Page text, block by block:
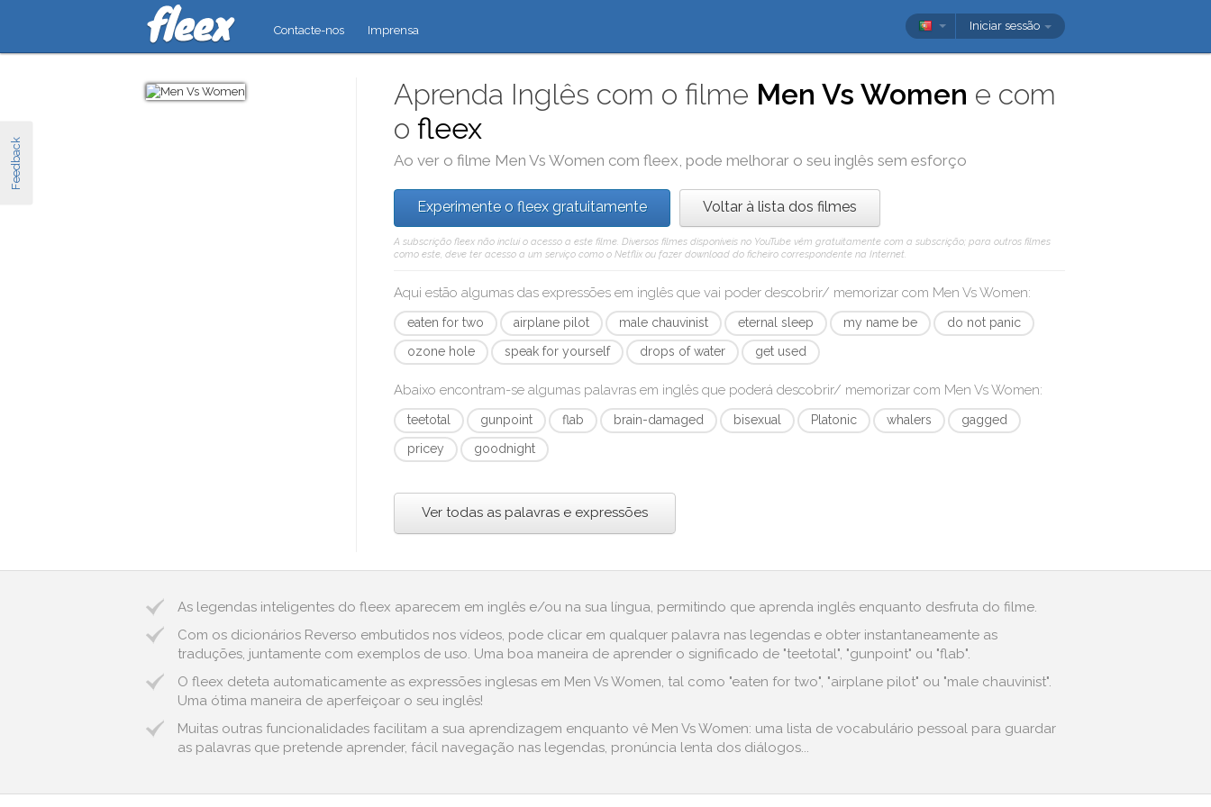
Feedback
Contacte-nos Imprensa Iniciar sessão
Aprenda Inglês com o filme Men Vs Women e com
ofleex
Ao ver o filme Men Vs Women comfleex, pode melhorar o seu inglês sem esforço
Experimente o fleex gratuitamente Voltar à lista dos filmes
A subscrição fleex não inclui o acesso a este filme. Diversos filmes disponíveis no YouTube vêm gratuitamente com a subscrição; para outros filmes
como este, deve ter acesso a um serviço como o Netflix ou fazer download do ficheiro correspondente na Internet.
Aqui estão algumas das expressões em inglês que vai poder descobrir/ memorizar com Men Vs Women:
eaten for two airplane pilot male chauvinist eternal sleep my name be
do not panic
ozone hole
speak for yourself drops of water get used
Abaixo encontram-se algumas palavras em inglês que poderá descobrir/ memorizar com Men Vs Women:
teetotal gunpoint flab brain-damaged bisexual Platonic whalers
gagged
pricey
goodnight
Ver todas as palavras e expressões
As legendas inteligentes do fleex aparecem em inglês e/ou na sua língua, permitindo que aprenda inglês enquanto desfruta do filme.
Com os dicionários Reverso embutidos nos vídeos, pode clicar em qualquer palavra nas legendas e obter instantaneamente as
traduções, juntamente com exemplos de uso. Uma boa maneira de aprender o significado de "teetotal", "gunpoint" ou "flab".
O fleex deteta automaticamente as expressões inglesas em Men Vs Women, tal como "eaten for two", "airplane pilot" ou "male chauvinist".
Uma ótima maneira de aperfeiçoar o seu inglês!
Muitas outras funcionalidades facilitam a sua aprendizagem enquanto vê Men Vs Women: uma lista de vocabulário pessoal para guardar
as palavras que pretende aprender, fácil navegação nas legendas, pronúncia lenta dos diálogos...